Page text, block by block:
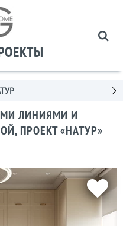
ЛИНИЯМИ И
ПРОЕКТ «НАТУР»